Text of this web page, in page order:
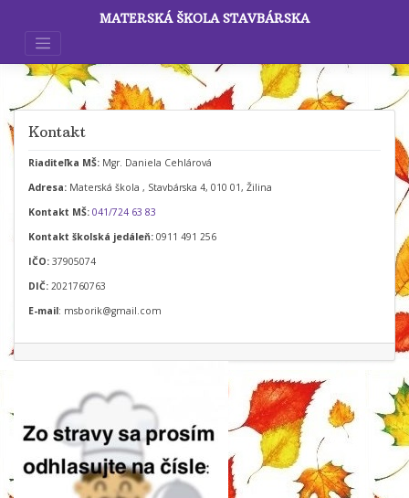
MATERSKÁ ŠKOLA STAVBÁRSKA
Kontakt
Riaditeľka MŠ: Mgr. Daniela Cehlárová
Adresa: Materská škola , Stavbárska 4, 010 01, Žilina
Kontakt MŠ: 041/724 63 83
Kontakt školská jedáleň: 0911 491 256
IČO: 37905074
DIČ: 2021760763
E-mail: msborik@gmail.com